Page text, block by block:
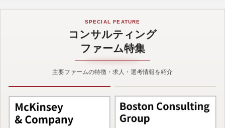
SPECIAL FEATURE
コンサルティング
ファーム特集
主要ファームの特徴・求人・選考情報を紹介